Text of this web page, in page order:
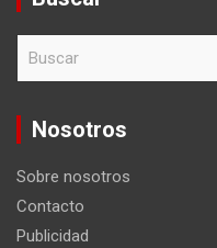
c
Nosotros
Sobre nosotros
Contacto
Publicidad